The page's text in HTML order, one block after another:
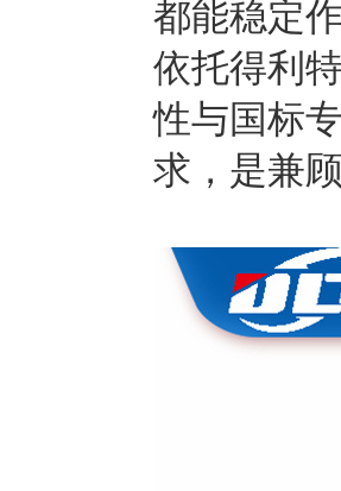
都能稳定
依托得利
性与国标
求，是兼